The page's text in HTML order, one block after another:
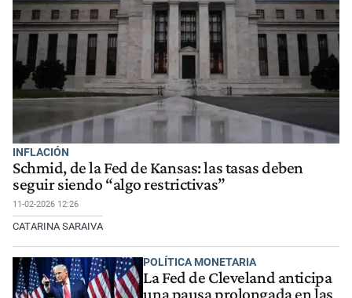
INFLACIÓN
Schmid, de la Fed de Kansas: las tasas deben
seguir siendo “algo restrictivas”
11-02-2026 12:26
CATARINA SARAIVA
POLÍTICA MONETARIA
La Fed de Cleveland anticipa
una pausa prolongada en las